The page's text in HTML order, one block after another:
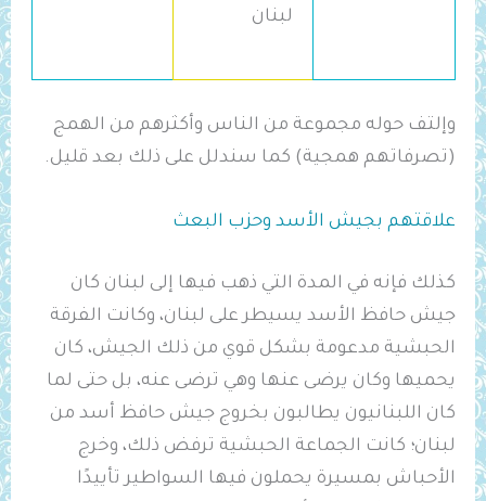
لبنان
وإلتف حوله مجموعة من الناس وأكثرهم من الهمج
(تصرفاتهم همجية) كما سندلل على ذلك بعد قليل.
علاقتهم بجيش الأسد وحزب البعث
كذلك فإنه في المدة التي ذهب فيها إلى لبنان كان
جيش حافظ الأسد يسيطر على لبنان، وكانت الفرقة
الحبشية مدعومة بشكل قوي من ذلك الجيش، كان
يحميها وكان يرضى عنها وهي ترضى عنه، بل حتى لما
كان اللبنانيون يطالبون بخروج جيش حافظ أسد من
لبنان؛ كانت الجماعة الحبشية ترفض ذلك، وخرج
الأحباش بمسيرة يحملون فيها السواطير تأييدًا